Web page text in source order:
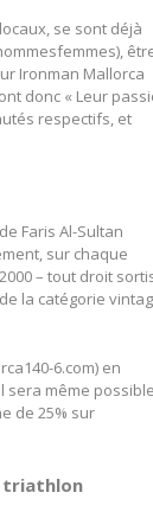
se sont déjà
Ironman Mallorca
donc « Leur
respectifs, et
Faris Al-Sultan
sur chaque
– tout droit
la catégorie
6.com) en
sera même possible
de 25% sur
triathlon